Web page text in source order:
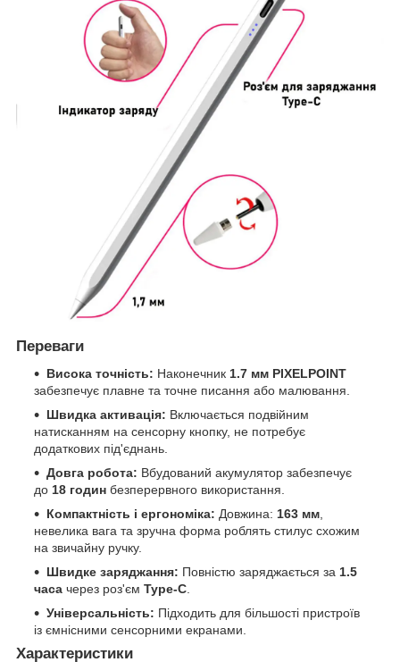
Переваги
Висока точність: Наконечник 1.7 мм PIXELPOINT
забезпечує плавне та точне писання або малювання.
Швидка активація: Включається подвійним
натисканням на сенсорну кнопку, не потребує
додаткових під'єднань.
Довга робота: Вбудований акумулятор забезпечує
до 18 годин безперервного використання.
Компактність і ергономіка: Довжина: 163 мм
невелика вага та зручна форма роблять стилус схожим
на звичайну ручку.
Швидке заряджання: Повністю заряджається за 1.5
часа через роз'єм Type-C
Універсальність: Підходить для більшості пристроїв
із ємнісними сенсорними екранами.
Характеристики